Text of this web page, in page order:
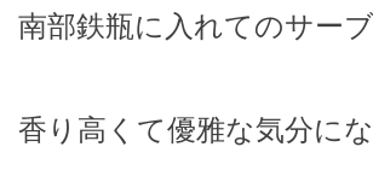
南部鉄瓶に入れてのサーブ
香り高くて優雅な気分にな